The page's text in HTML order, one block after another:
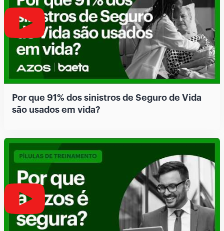
Por que 91% dos sinistros de Seguro de Vida
são usados em vida?